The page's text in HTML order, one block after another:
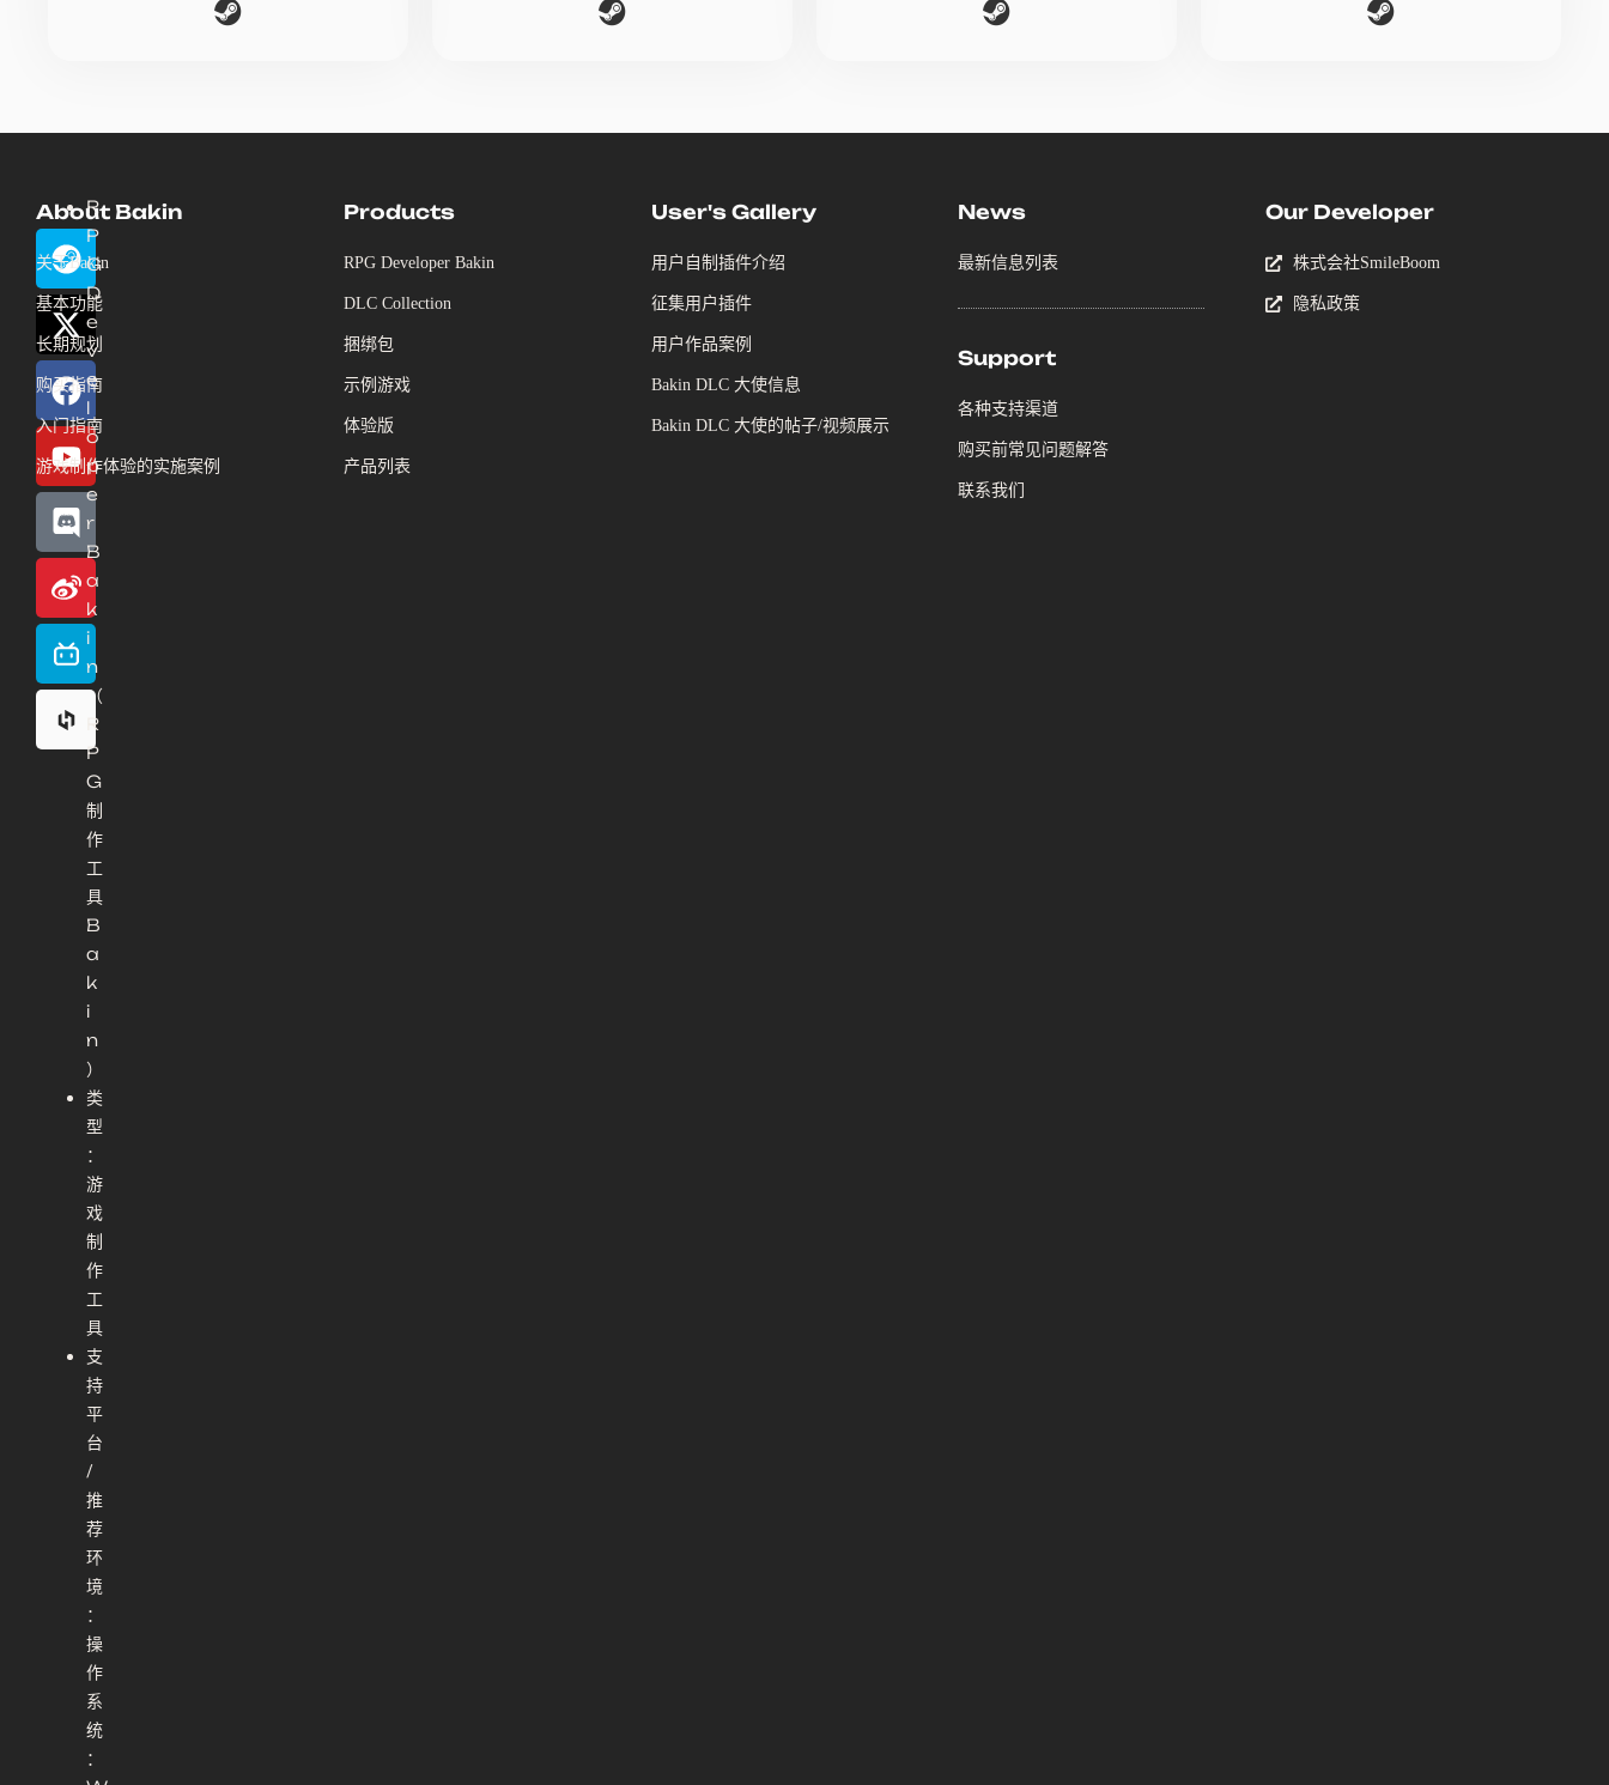
R
P
G
D
e
v
e
l
o
p
e
r
B
a
k
i
n
（
R
P
G
制
作
工
具
B
a
k
i
n
）
类
型
：
游
戏
制
作
工
具
支
持
平
台
/
推
荐
环
境
：
操
作
系
统
：
About Bakin
关于Bakin
基本功能
长期规划
购买指南
入门指南
游戏制作体验的实施案例
Products
RPG Developer Bakin
DLC Collection
捆绑包
示例游戏
体验版
产品列表
User's Gallery
用户自制插件介绍
征集用户插件
用户作品案例
Bakin DLC 大使信息
Bakin DLC 大使的帖子/视频展示
News
最新信息列表
Support
各种支持渠道
购买前常见问题解答
联系我们
Our Developer
株式会社SmileBoom
隐私政策